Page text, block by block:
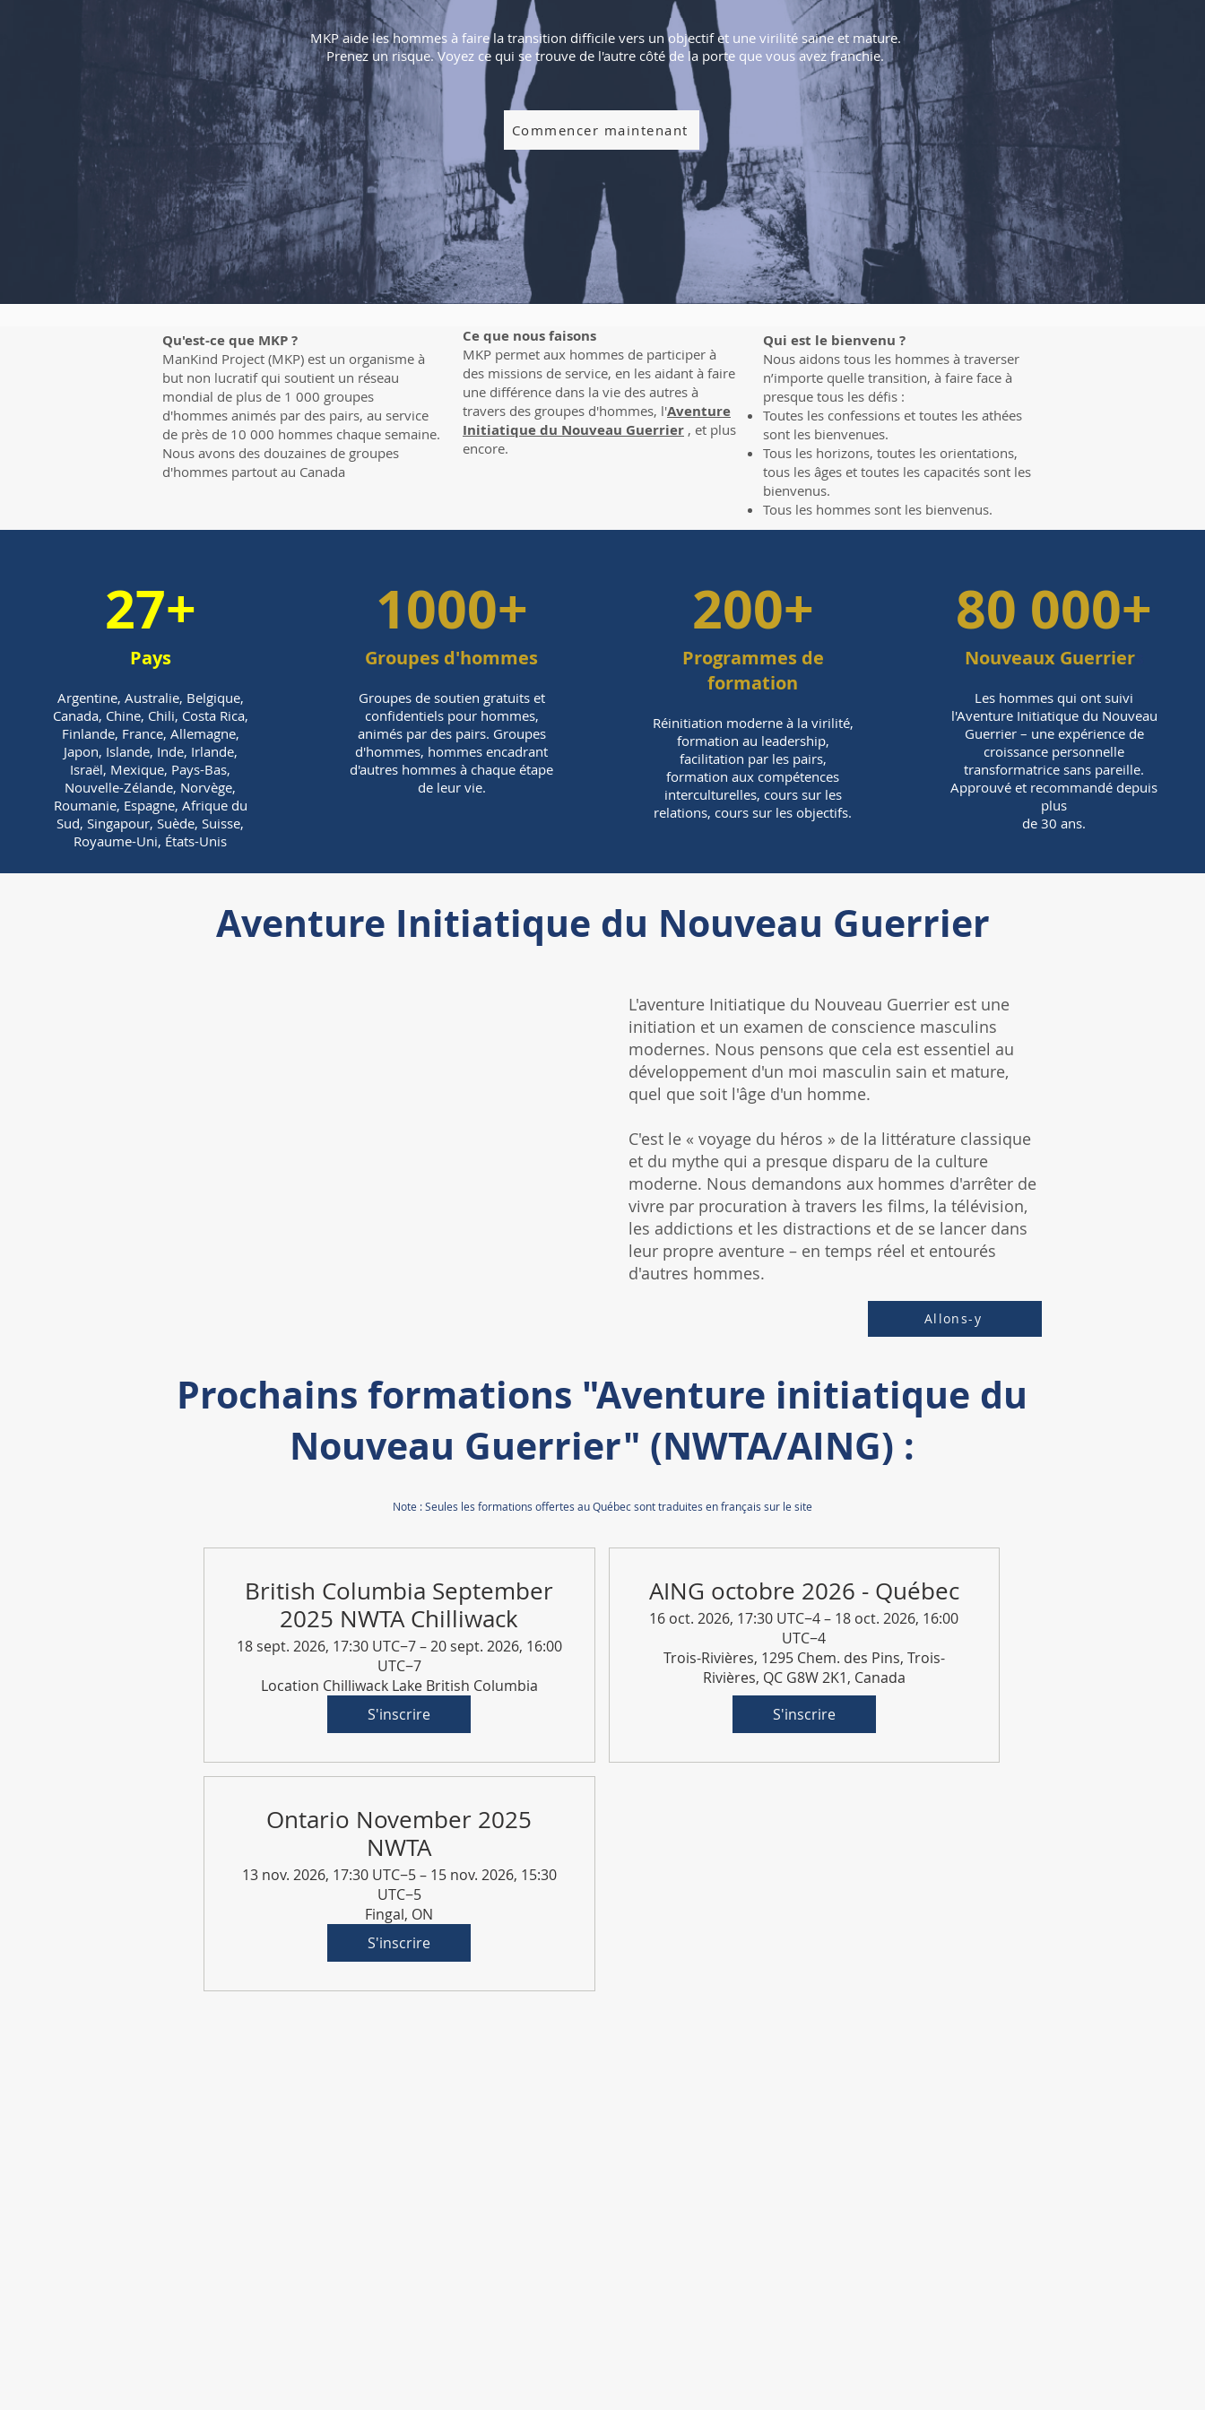
MKP aide les hommes à faire la transition difficile vers un objectif et une virilité saine et mature.
Prenez un risque. Voyez ce qui se trouve de l'autre côté de la porte que vous avez franchie.
Commencer maintenant
Qu'est-ce que MKP ?
ManKind Project (MKP) est un organisme à
but non lucratif qui soutient un réseau
mondial de plus de 1 000 groupes
d'hommes animés par des pairs, au service
de près de 10 000 hommes chaque semaine.
Nous avons des douzaines de groupes
d'hommes partout au Canada
Ce que nous faisons
MKP permet aux hommes de participer à
des missions de service, en les aidant à faire
une différence dans la vie des autres à
travers des groupes d'hommes, l'Aventure
Initiatique du Nouveau Guerrier , et plus
encore.
Qui est le bienvenu ?
Nous aidons tous les hommes à traverser
n’importe quelle transition, à faire face à
presque tous les défis :
Toutes les confessions et toutes les athées
sont les bienvenues.
Tous les horizons, toutes les orientations,
tous les âges et toutes les capacités sont les
bienvenus.
Tous les hommes sont les bienvenus.
27+
Pays
Argentine, Australie, Belgique,
Canada, Chine, Chili, Costa Rica,
Finlande, France, Allemagne,
Japon, Islande, Inde, Irlande,
Israël, Mexique, Pays-Bas,
Nouvelle-Zélande, Norvège,
Roumanie, Espagne, Afrique du
Sud, Singapour, Suède, Suisse,
Royaume-Uni, États-Unis
1000+
Groupes d'hommes
Groupes de soutien gratuits et
confidentiels pour hommes,
animés par des pairs. Groupes
d'hommes, hommes encadrant
d'autres hommes à chaque étape
de leur vie.
200+
Programmes de
formation
Réinitiation moderne à la virilité,
formation au leadership,
facilitation par les pairs,
formation aux compétences
interculturelles, cours sur les
relations, cours sur les objectifs.
80 000+
Nouveaux Guerriers
Les hommes qui ont suivi
l'Aventure Initiatique du Nouveau
Guerrier – une expérience de
croissance personnelle
transformatrice sans pareille.
Approuvé et recommandé depuis
plus
de 30 ans.
Aventure Initiatique du Nouveau Guerrier
L'aventure Initiatique du Nouveau Guerrier est une
initiation et un examen de conscience masculins
modernes. Nous pensons que cela est essentiel au
développement d'un moi masculin sain et mature,
quel que soit l'âge d'un homme.
C'est le « voyage du héros » de la littérature classique
et du mythe qui a presque disparu de la culture
moderne. Nous demandons aux hommes d'arrêter de
vivre par procuration à travers les films, la télévision,
les addictions et les distractions et de se lancer dans
leur propre aventure – en temps réel et entourés
d'autres hommes.
Allons-y
Prochains formations "Aventure initiatique du
Nouveau Guerrier" (NWTA/AING) :
Note : Seules les formations offertes au Québec sont traduites en français sur le site
British Columbia September
2025 NWTA Chilliwack
18 sept. 2026, 17:30 UTC−7 – 20 sept. 2026, 16:00
UTC−7
Location Chilliwack Lake British Columbia
S'inscrire
AING octobre 2026 - Québec
16 oct. 2026, 17:30 UTC−4 – 18 oct. 2026, 16:00
UTC−4
Trois-Rivières, 1295 Chem. des Pins, Trois-
Rivières, QC G8W 2K1, Canada
S'inscrire
Ontario November 2025
NWTA
13 nov. 2026, 17:30 UTC−5 – 15 nov. 2026, 15:30
UTC−5
Fingal, ON
S'inscrire